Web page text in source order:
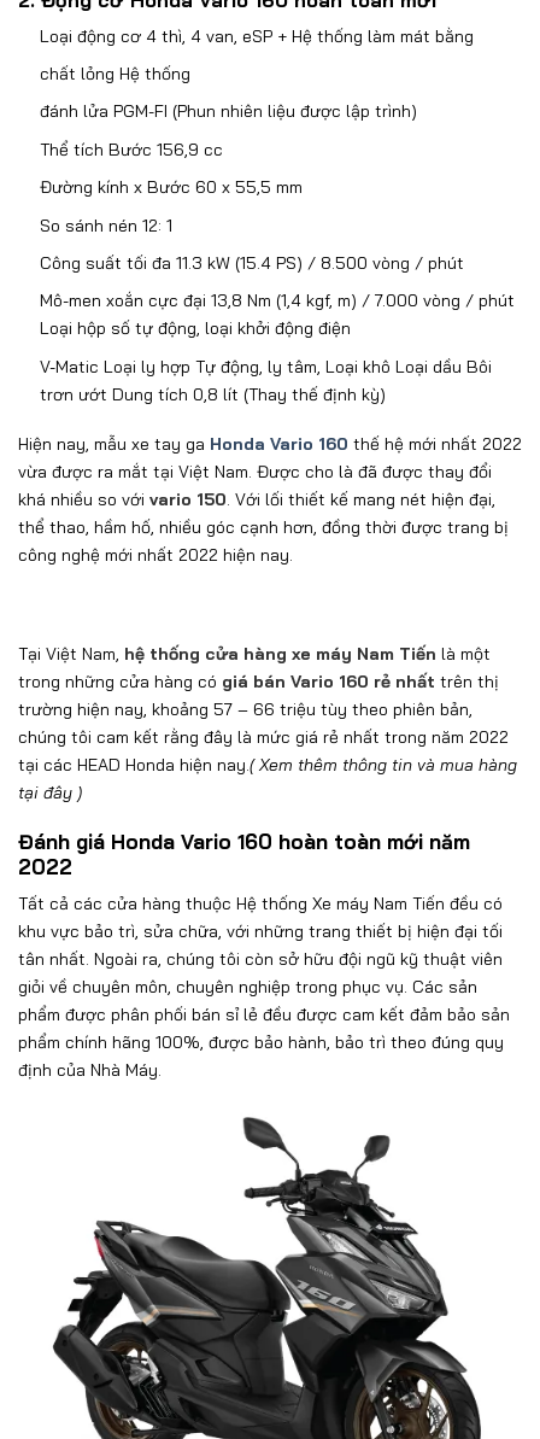
Loại động cơ 4 thì, 4 van, eSP + Hệ thống làm mát bằng
chất lỏng Hệ thống
đánh lửa PGM-FI (Phun nhiên liệu được lập trình)
Thể tích Bước 156,9 cc
Đường kính x Bước 60 x 55,5 mm
So sánh nén 12: 1
Công suất tối đa 11.3 kW (15.4 PS) / 8.500 vòng / phút
Mô-men xoắn cực đại 13,8 Nm (1,4 kgf, m) / 7.000 vòng / phút
Loại hộp số tự động, loại khởi động điện
V-Matic Loại ly hợp Tự động, ly tâm, Loại khô Loại dầu Bôi
trơn ướt Dung tích 0,8 lít (Thay thế định kỳ)
Hiện nay, mẫu xe tay ga Honda Vario 160 thế hệ mới nhất 2022
vừa được ra mắt tại Việt Nam. Được cho là đã được thay đổi
khá nhiều so với vario 150. Với lối thiết kế mang nét hiện đại,
thể thao, hầm hố, nhiều góc cạnh hơn, đồng thời được trang bị
công nghệ mới nhất 2022 hiện nay.
Tại Việt Nam, hệ thống cửa hàng xe máy Nam Tiến là một
trong những cửa hàng có giá bán Vario 160 rẻ nhất trên thị
trường hiện nay, khoảng 57 – 66 triệu tùy theo phiên bản,
chúng tôi cam kết rằng đây là mức giá rẻ nhất trong năm 2022
tại các HEAD Honda hiện nay.( Xem thêm thông tin và mua hàng
tại đây )
Đánh giá Honda Vario 160 hoàn toàn mới năm
2022
Tất cả các cửa hàng thuộc Hệ thống Xe máy Nam Tiến đều có
khu vực bảo trì, sửa chữa, với những trang thiết bị hiện đại tối
tân nhất. Ngoài ra, chúng tôi còn sở hữu đội ngũ kỹ thuật viên
giỏi về chuyên môn, chuyên nghiệp trong phục vụ. Các sản
phẩm được phân phối bán sỉ lẻ đều được cam kết đảm bảo sản
phẩm chính hãng 100%, được bảo hành, bảo trì theo đúng quy
định của Nhà Máy.